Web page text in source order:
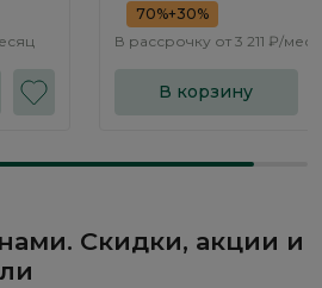
70%+30%
В рассрочку от 3 211 ₽/
В корзину
Скидки, акции и